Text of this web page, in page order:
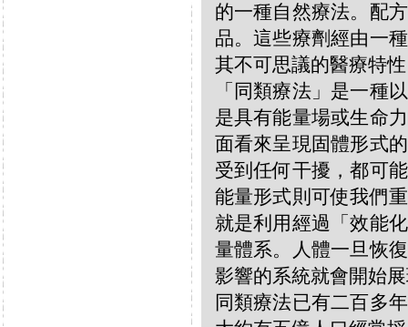
的一種自然療法。配
品。這些療劑經由一
其不可思議的醫療特
「同類療法」是一種
是具有能量場或生命
面看來呈現固體形式
受到任何干擾，都可
能量形式則可使我們
就是利用經過「效能
量體系。人體一旦恢
影響的系統就會開始
同類療法已有二百多